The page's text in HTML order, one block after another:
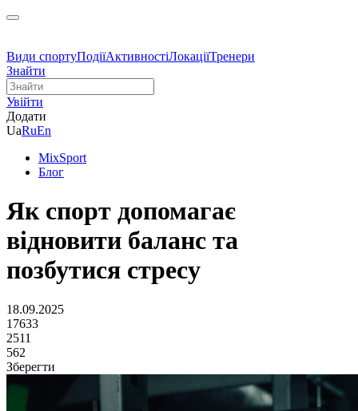
Види спортуПодіїАктивностіЛокаціїТренери
Знайти
Увійти
Додати
UaRuEn
MixSport
Блог
Як спорт допомагає
відновити баланс та
позбутися стресу
18.09.2025
17633
2511
562
Зберегти